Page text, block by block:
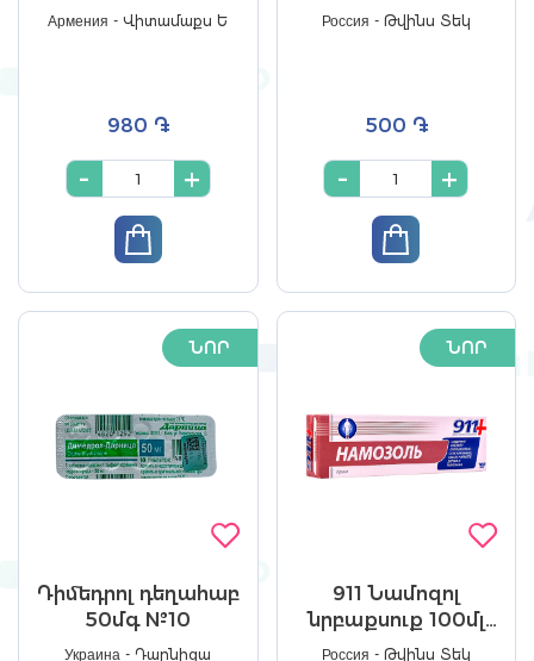
Армения - Վիտամաքս Ե
980 ֏
- +
կրունկների ճաքերի
Россия - Թվինս Տեկ
500 ֏
- +
ՆՈՐ
Դիմեդրոլ դեղահաբ
50մգ №10
Украина - Դարնիցա
ՆՈՐ
911 Նամոզոլ
նրբաքսուք 100մլ
№1
Россия - Թվինս Տեկ